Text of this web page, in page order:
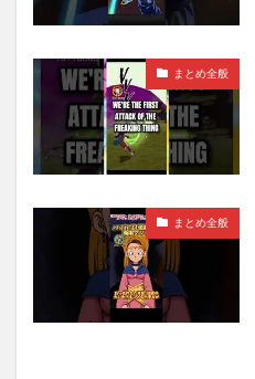
まとめ全般
まとめ全般